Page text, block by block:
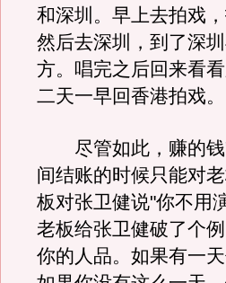
和深圳。早上去拍戏
然后去深圳，到了深
方。唱完之后回来看
二天一早回香港拍戏。
尽管如此，赚的钱"
间结账的时候只能对
板对张卫健说"你不用
老板给张卫健破了个
你的人品。如果有一